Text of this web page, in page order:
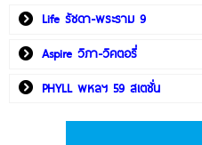
Life รัชดา-พระราม 9
Aspire วิภา-วิคตอรี่
PHYLL พหลฯ 59 สเตชั่น